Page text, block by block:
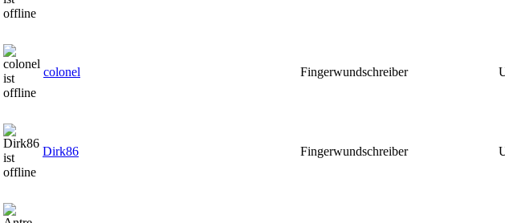
colonel Fingerwundschreiber
Dirk86 Fingerwundschreiber